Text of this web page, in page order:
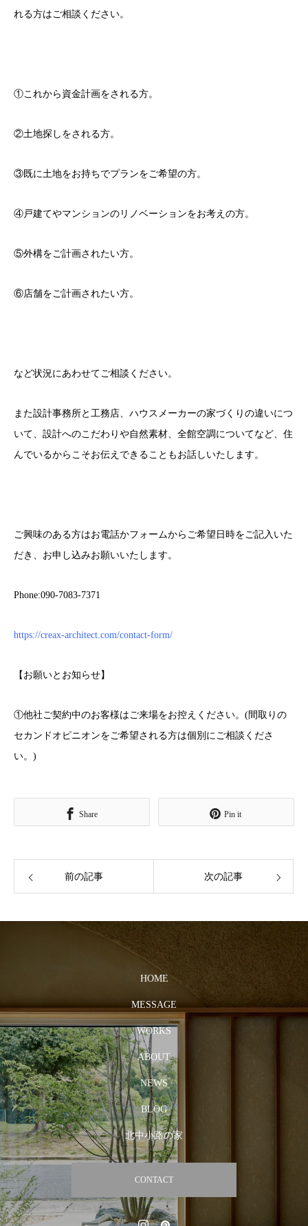
れる方はご相談ください。
①これから資金計画をされる方。
②土地探しをされる方。
③既に土地をお持ちでプランをご希望の方。
④戸建てやマンションのリノベーションをお考えの方。
⑤外構をご計画されたい方。
⑥店舗をご計画されたい方。
など状況にあわせてご相談ください。
また設計事務所と工務店、ハウスメーカーの家づくりの違いにつ
いて、設計へのこだわりや自然素材、全館空調についてなど、住
んでいるからこそお伝えできることもお話しいたします。
ご興味のある方はお電話かフォームからご希望日時をご記入いた
だき、お申し込みお願いいたします。
Phone:090-7083-7371
https://creax-architect.com/contact-form/
【お願いとお知らせ】
①他社ご契約中のお客様はご来場をお控えください。(間取りの
セカンドオピニオンをご希望される方は個別にご相談くださ
い。)
Share Pin it
前の記事 次の記事
HOME
MESSAGE
WORKS
ABOUT
NEWS
BLOG
北中小路の家
CONTACT